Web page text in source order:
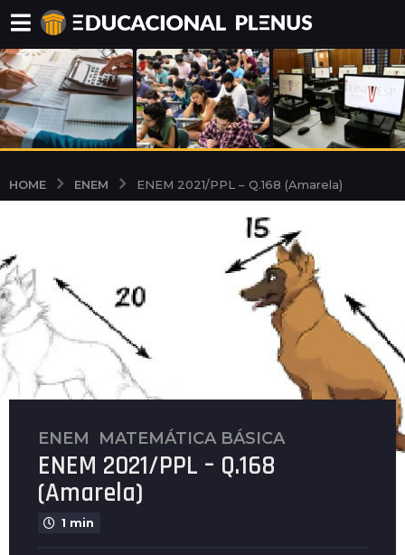
HOME ENEM ENEM 2021/PPL – Q.168 (Amarela)
4
a
n
o
s
ENEM ,MATEMÁTICA BÁSICA
ENEM 2021/PPL – Q.168
(Amarela)
1 min